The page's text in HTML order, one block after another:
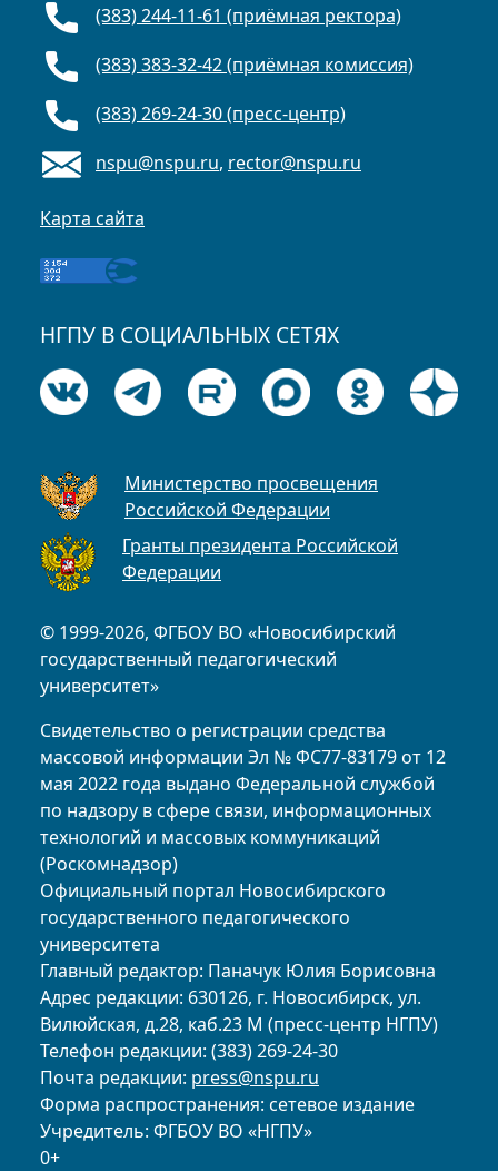
© 1999-2026, ФГБОУ ВО «Новосибирский
государственный педагогический
университет»
Свидетельство о регистрации средства
массовой информации Эл № ФС77-83179 от 12
мая 2022 года выдано Федеральной службой
по надзору в сфере связи, информационных
технологий и массовых коммуникаций
(Роскомнадзор)
Официальный портал Новосибирского
государственного педагогического
университета
Главный редактор: Паначук Юлия Борисовна
Адрес редакции: 630126, г. Новосибирск, ул.
Вилюйская, д.28, каб.23 М (пресс-центр НГПУ)
Телефон редакции: (383) 269-24-30
Почта редакции: press@nspu.ru
Форма распространения: сетевое издание
Учредитель: ФГБОУ ВО «НГПУ»
0+
(383) 244-11-61 (приёмная ректора)
(383) 383-32-42 (приёмная комиссия)
(383) 269-24-30 (пресс-центр)
nspu@nspu.ru, rector@nspu.ru
Карта сайта
НГПУ В СОЦИАЛЬНЫХ СЕТЯХ
Министерство просвещения
Российской Федерации
Гранты президента Российской
Федерации